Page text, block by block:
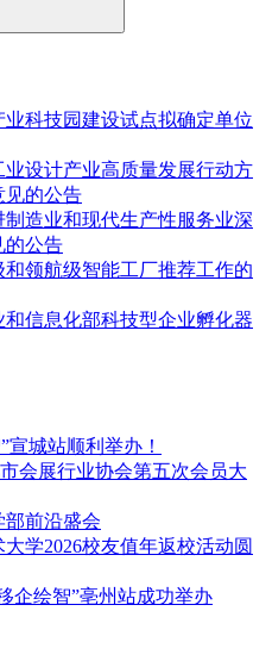
科技园建设试点拟确定单位
设计产业高质量发展行动方
见的公告
造业和现代生产性服务业深
的公告
和领航级智能工厂推荐工作的
和信息化部科技型企业孵化器
宣城站顺利举办！
会展行业协会第五次会员大
前沿盛会
学2026校友值年返校活动圆
企绘智”亳州站成功举办